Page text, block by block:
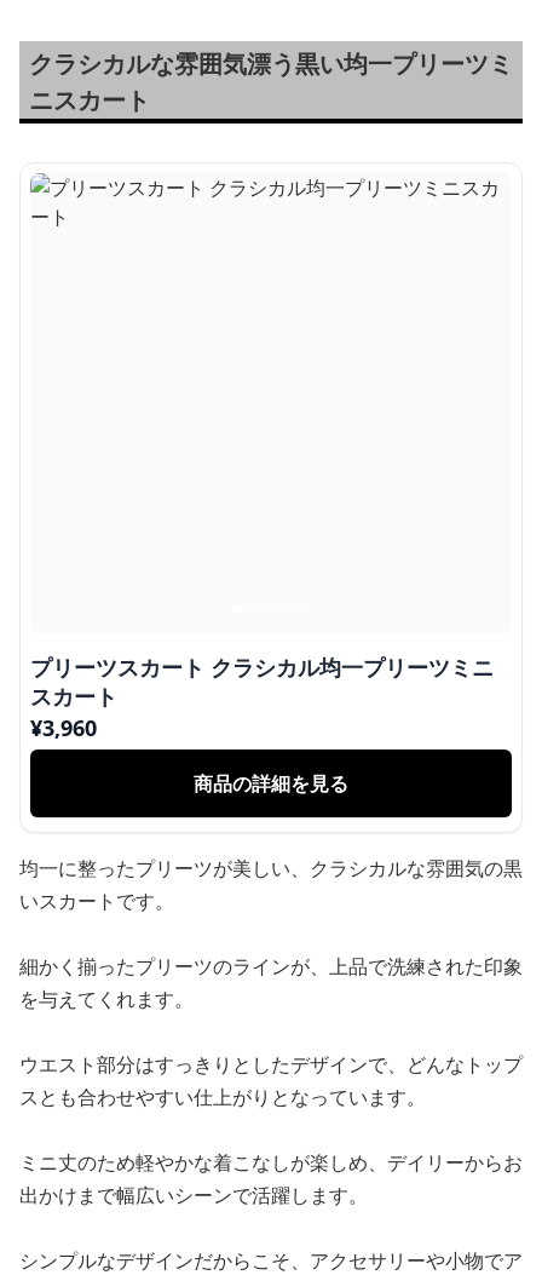
クラシカルな雰囲気漂う黒い均一プリーツミ
ニスカート
プリーツスカート クラシカル均一プリーツミニ
スカート
¥3,960
商品の詳細を見る
均一に整ったプリーツが美しい、クラシカルな雰囲気の黒
いスカートです。
細かく揃ったプリーツのラインが、上品で洗練された印象
を与えてくれます。
ウエスト部分はすっきりとしたデザインで、どんなトップ
スとも合わせやすい仕上がりとなっています。
ミニ丈のため軽やかな着こなしが楽しめ、デイリーからお
出かけまで幅広いシーンで活躍します。
シンプルなデザインだからこそ、アクセサリーや小物でア